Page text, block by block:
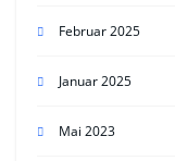
Februar 2025
Januar 2025
Mai 2023